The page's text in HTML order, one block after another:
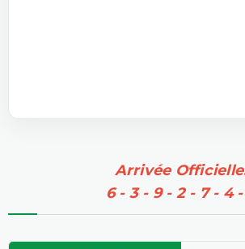
Arrivée
6 - 3 - 9 - 2 - 7 - 4